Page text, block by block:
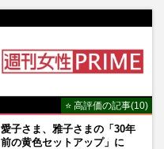
⭐ 高評価の記事(10)
愛子さま、雅子さまの「30年
前の黄色セットアップ」に